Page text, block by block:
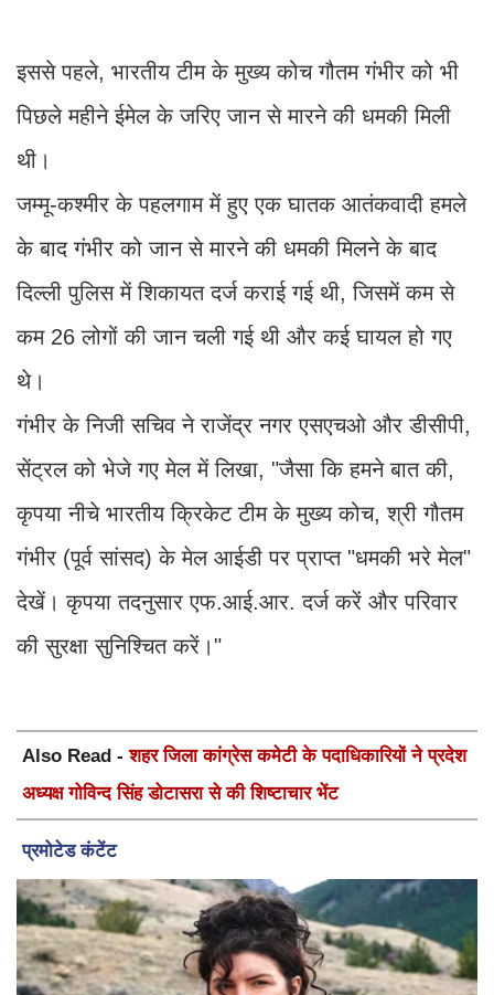
इससे पहले, भारतीय टीम के मुख्य कोच गौतम गंभीर को भी
पिछले महीने ईमेल के जरिए जान से मारने की धमकी मिली
थी।
जम्मू-कश्मीर के पहलगाम में हुए एक घातक आतंकवादी हमले
के बाद गंभीर को जान से मारने की धमकी मिलने के बाद
दिल्ली पुलिस में शिकायत दर्ज कराई गई थी, जिसमें कम से
कम 26 लोगों की जान चली गई थी और कई घायल हो गए
थे।
गंभीर के निजी सचिव ने राजेंद्र नगर एसएचओ और डीसीपी,
सेंट्रल को भेजे गए मेल में लिखा, "जैसा कि हमने बात की,
कृपया नीचे भारतीय क्रिकेट टीम के मुख्य कोच, श्री गौतम
गंभीर (पूर्व सांसद) के मेल आईडी पर प्राप्त "धमकी भरे मेल"
देखें। कृपया तदनुसार एफ.आई.आर. दर्ज करें और परिवार
की सुरक्षा सुनिश्चित करें।"
Also Read -शहर जिला कांग्रेस कमेटी के पदाधिकारियों ने प्रदेश
अध्यक्ष गोविन्द सिंह डोटासरा से की शिष्टाचार भेंट